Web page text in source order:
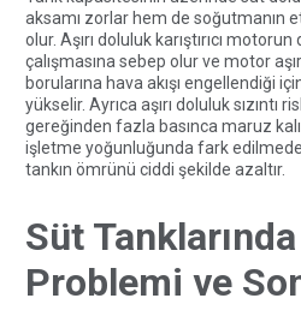
aksamı zorlar hem de soğutmanın
olur. Aşırı doluluk karıştırıcı
çalışmasına sebep olur ve motor
borularına hava akışı engellendiği
yükselir. Ayrıca aşırı doluluk sızıntı
gereğinden fazla basınca maruz
işletme yoğunluğunda fark
tankın ömrünü ciddi şekilde azaltır.
Süt
Problemi ve